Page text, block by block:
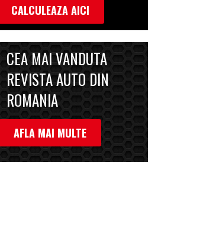
CALCULEAZA AICI
CEA MAI VANDUTA
REVISTA AUTO DIN
ROMANIA
AFLA MAI MULTE